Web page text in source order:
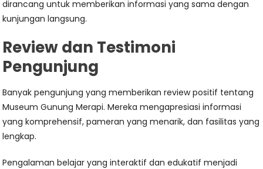
dirancang untuk memberikan informasi yang sama dengan
kunjungan langsung.
Review dan Testimoni
Pengunjung
Banyak pengunjung yang memberikan review positif tentang
Museum Gunung Merapi. Mereka mengapresiasi informasi
yang komprehensif, pameran yang menarik, dan fasilitas yang
lengkap.
Pengalaman belajar yang interaktif dan edukatif menjadi